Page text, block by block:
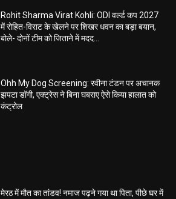
Rohit Sharma Virat Kohli: ODI वर्ल्ड कप 2027
में रोहित-विराट के खेलने पर शिखर धवन का बड़ा बयान,
बोले- दोनों टीम को जिताने में मदद...
Ohh My Dog Screening: रवीना टंडन पर अचानक
झपटा डॉगी, एक्ट्रेस ने बिना घबराए ऐसे किया हालात को
कंट्रोल
मेरठ में मौत का तांडव! नमाज पढ़ने गया था पिता, पीछे घर में